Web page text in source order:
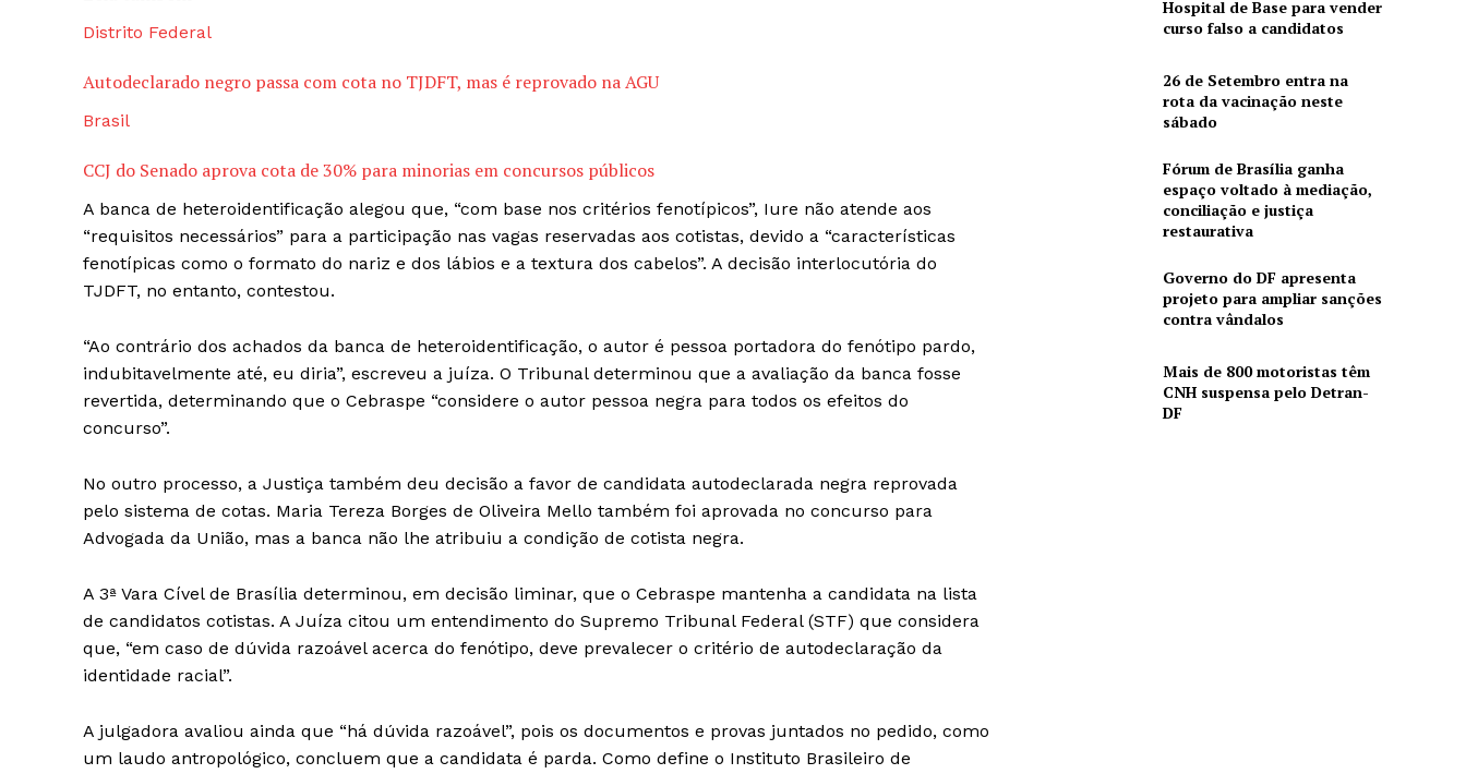
Distrito Federal
Autodeclarado negro passa com cota no TJDFT, mas é reprovado na AGU
Brasil
CCJ do Senado aprova cota de 30% para minorias em concursos públicos
A banca de heteroidentificação alegou que, “com base nos critérios fenotípicos”, Iure não atende aos
“requisitos necessários” para a participação nas vagas reservadas aos cotistas, devido a “características
fenotípicas como o formato do nariz e dos lábios e a textura dos cabelos”. A decisão interlocutória do
TJDFT, no entanto, contestou.
“Ao contrário dos achados da banca de heteroidentificação, o autor é pessoa portadora do fenótipo pardo,
indubitavelmente até, eu diria”, escreveu a juíza. O Tribunal determinou que a avaliação da banca fosse
revertida, determinando que o Cebraspe “considere o autor pessoa negra para todos os efeitos do
concurso”.
No outro processo, a Justiça também deu decisão a favor de candidata autodeclarada negra reprovada
pelo sistema de cotas. Maria Tereza Borges de Oliveira Mello também foi aprovada no concurso para
Advogada da União, mas a banca não lhe atribuiu a condição de cotista negra.
A 3ª Vara Cível de Brasília determinou, em decisão liminar, que o Cebraspe mantenha a candidata na lista
de candidatos cotistas. A Juíza citou um entendimento do Supremo Tribunal Federal (STF) que considera
que, “em caso de dúvida razoável acerca do fenótipo, deve prevalecer o critério de autodeclaração da
identidade racial”.
A julgadora avaliou ainda que “há dúvida razoável”, pois os documentos e provas juntados no pedido, como
um laudo antropológico, concluem que a candidata é parda. Como define o Instituto Brasileiro de
Hospital de Base para vender
curso falso a candidatos
26 de Setembro entra na
rota da vacinação neste
sábado
Fórum de Brasília ganha
espaço voltado à mediação,
conciliação e justiça
restaurativa
Governo do DF apresenta
projeto para ampliar sanções
contra vândalos
Mais de 800 motoristas têm
CNH suspensa pelo Detran-
DF